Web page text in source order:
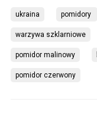
ukraina pomidory
warzywa szklarniowe
pomidor malinowy
pomidor czerwony